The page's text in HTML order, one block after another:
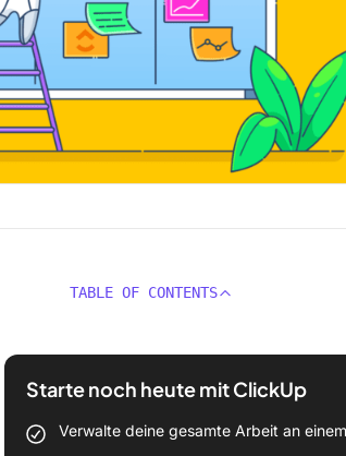
TABLE OF CONTENTS
Starte noch heute mit ClickUp
Verwalte deine gesamte Arbeit an